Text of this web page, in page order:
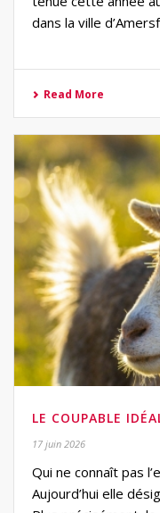
dans la ville
Read More
LE COUPABLE
17 juin 2026
Qui ne connaît pas
Aujourd’hui elle